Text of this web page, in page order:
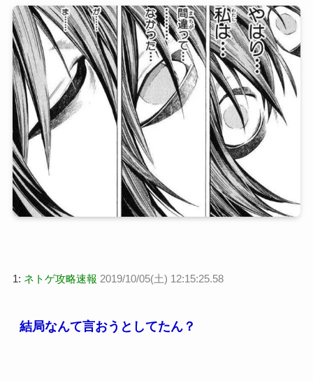
1: ネトゲ攻略速報 2019/10/05(土) 12:15:25.58
結局なんて言おうとしてたん？